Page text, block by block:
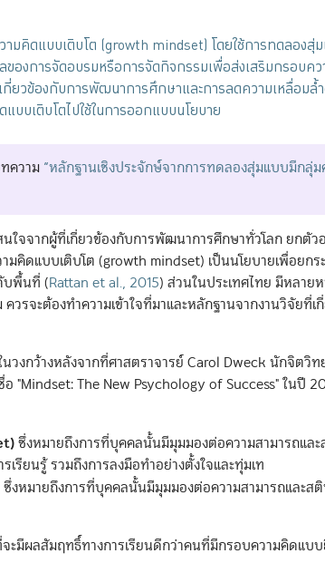
มคิดแบบเติบโต (growth mindset) โดยใช้การทดลองสุ่
ของการจัดอบรมหรือการจัดกิจกรรมเพื่อส่งเสริมกรอบค
ยวข้องกับการพัฒนาการศึกษาและการลดความเหลื่อมล้
บบเติบโตไปใช้ในการออกแบบนโยบาย
ความ “หลักฐานเชิงประจักษ์จากการทดลองสุ่มแบบมีกลุ่ม
จจากผู้ที่เกี่ยวข้องกับการพัฒนาการศึกษาทั่วโลก ยกตัวอ
คิดแบบเติบโต (growth mindset) เป็นนโยบายเพื่อยก
บพื้นที่ (Rattan et al., 2015) ส่วนในประเทศไทย มีหลา
วรจะต้องทำความเข้าใจที่มาและหลักฐานจากงานวิจัยที่
งกว้างหลังจากที่ศาสตราจารย์ Carol Dweck นักจิตวิท
"Mindset: The New Psychology of Success" ในปี
ซึ่งหมายถึงการที่บุคคลนั้นมีมุมมองต่อความสามารถแล
รียนรู้ รวมถึงการลงมือทำอย่างตั้งใจและทุ่มเท
ซึ่งหมายถึงการที่บุคคลนั้นมีมุมมองต่อความสามารถและส
มีผลสัมฤทธิ์ทางการเรียนดีกว่าคนที่มีกรอบความคิดแบ